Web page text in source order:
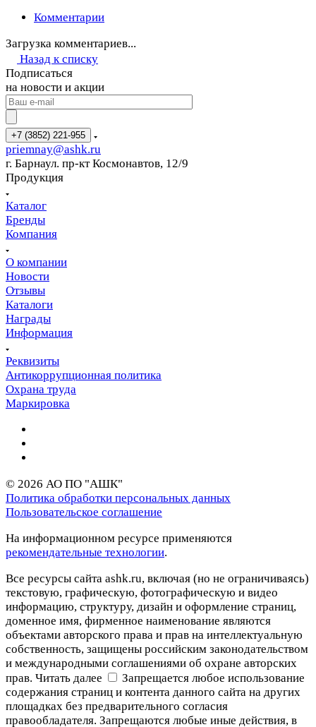
Комментарии
Загрузка комментариев...
Назад к списку
Подписаться
на новости и акции
+7 (3852) 221-955
priemnay@ashk.ru
г. Барнаул. пр-кт Космонавтов, 12/9
Продукция
Каталог
Бренды
Компания
О компании
Новости
Отзывы
Каталоги
Награды
Информация
Реквизиты
Антикоррупционная политика
Охрана труда
Маркировка
© 2026 АО ПО "АШК"
Политика обработки персональных данных
Пользовательское соглашение
На информационном ресурсе применяются
рекомендательные технологии.
Все ресурсы сайта ashk.ru, включая (но не ограничиваясь)
текстовую, графическую, фотографическую и видео
информацию, структуру, дизайн и оформление страниц,
доменное имя, фирменное наименование являются
объектами авторского права и прав на интеллектуальную
собственность, защищены российским законодательством
и международными соглашениями об охране авторских
прав. Читать далее
Запрещается любое использование
содержания страниц и контента данного сайта на других
площадках без предварительного согласия
правообладателя. Запрещаются любые иные действия, в